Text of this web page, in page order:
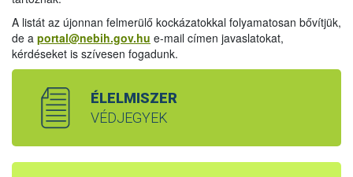
A listát az újonnan felmerülő kockázatokkal folyamatosan bővítjük,
de a portal@nebih.gov.hu e-mail címen javaslatokat,
kérdéseket is szívesen fogadunk.
ÉLELMISZER
VÉDJEGYEK